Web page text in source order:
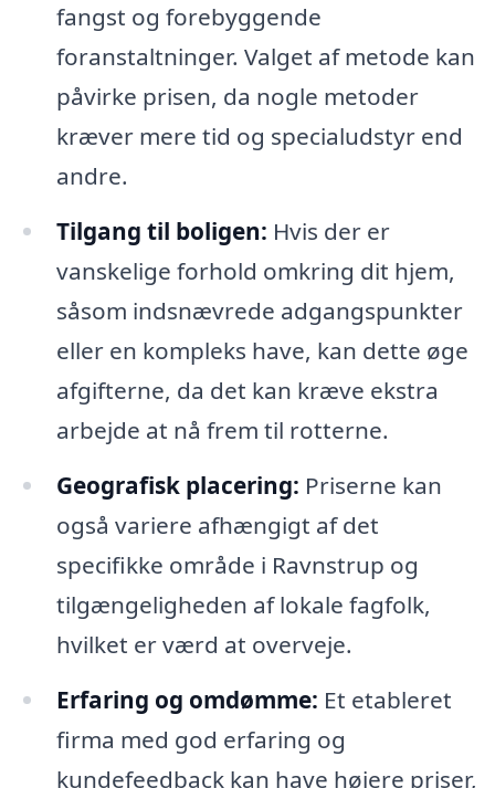
fangst og forebyggende
foranstaltninger. Valget af metode kan
påvirke prisen, da nogle metoder
kræver mere tid og specialudstyr end
andre.
Tilgang til boligen: Hvis der er
vanskelige forhold omkring dit hjem,
såsom indsnævrede adgangspunkter
eller en kompleks have, kan dette øge
afgifterne, da det kan kræve ekstra
arbejde at nå frem til rotterne.
Geografisk placering: Priserne kan
også variere afhængigt af det
specifikke område i Ravnstrup og
tilgængeligheden af lokale fagfolk,
hvilket er værd at overveje.
Erfaring og omdømme: Et etableret
firma med god erfaring og
kundefeedback kan have højere priser,